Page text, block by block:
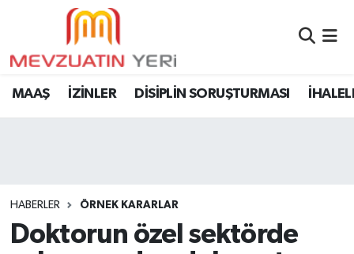
MAAŞ İZİNLER DİSİPLİN SORUŞTURMASI
HABERLER ÖRNEK KARARLAR
Doktorun özel sektörde